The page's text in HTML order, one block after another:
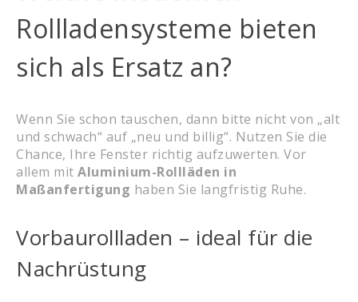
Rollladensysteme bieten
sich als Ersatz an?
Wenn Sie schon tauschen, dann bitte nicht von „alt
und schwach“ auf „neu und billig“. Nutzen Sie die
Chance, Ihre Fenster richtig aufzuwerten. Vor
allem mit Aluminium-Rollläden in
Maßanfertigung haben Sie langfristig Ruhe.
Vorbaurollladen – ideal für die
Nachrüstung